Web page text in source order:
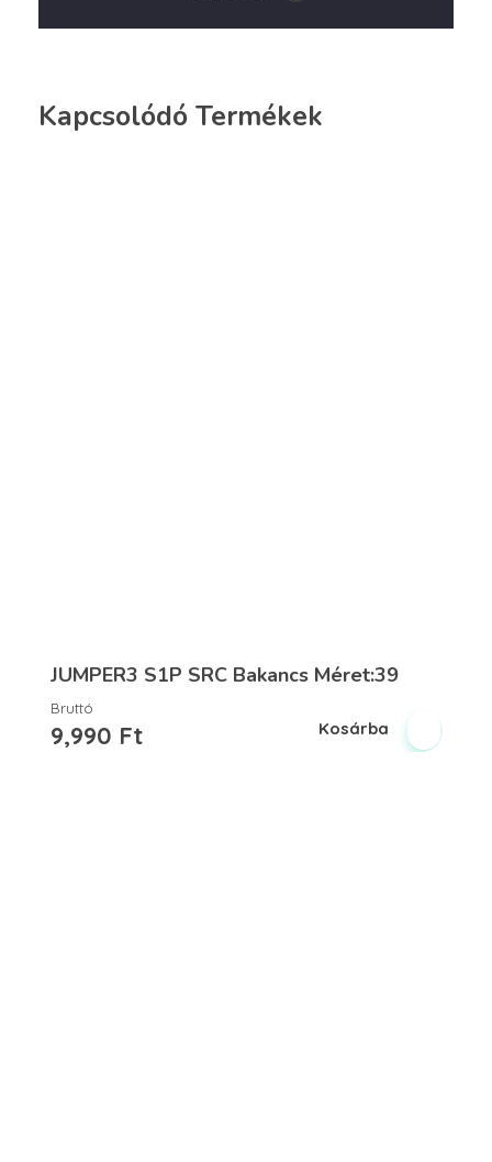
Kapcsolódó Termékek
JUMPER3 S1P SRC Bakancs Méret:39
9,990 Ft
Bruttó
Kosárba